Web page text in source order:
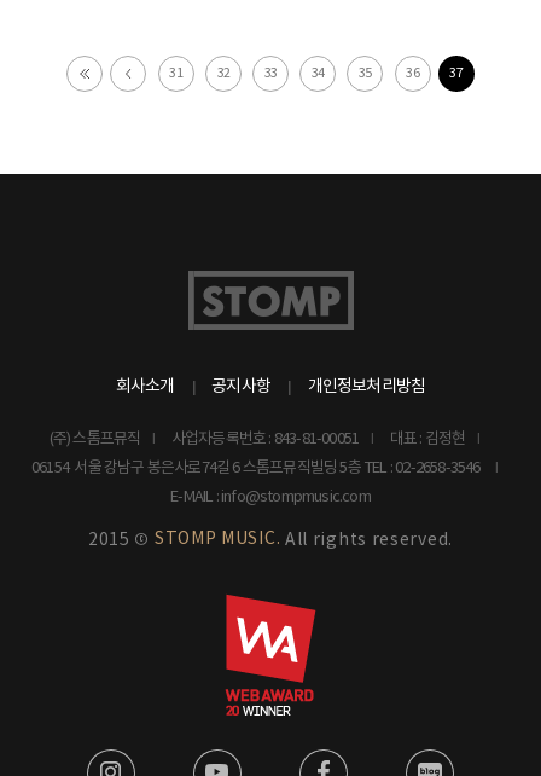
31 32 33 34 35 36 37
회사소개 공지사항 개인정보처리방침
(주) 스톰프뮤직 사업자등록번호 : 843-81-00051
대표 : 김정현
06154 서울 강남구 봉은사로74길 6 스톰프뮤직빌딩 5층 TEL : 02-2658-3546
E-MAIL : info@stompmusic.com
2015 © STOMP MUSIC. All rights reserved.